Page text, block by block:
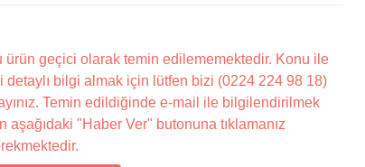
ürün geçici olarak temin edilememektedir. Konu ile
detaylı bilgi almak için lütfen bizi (0224 224 98 18)
Temin edildiğinde e-mail ile bilgilendirilmek
aşağıdaki "Haber Ver" butonuna tıklamanız